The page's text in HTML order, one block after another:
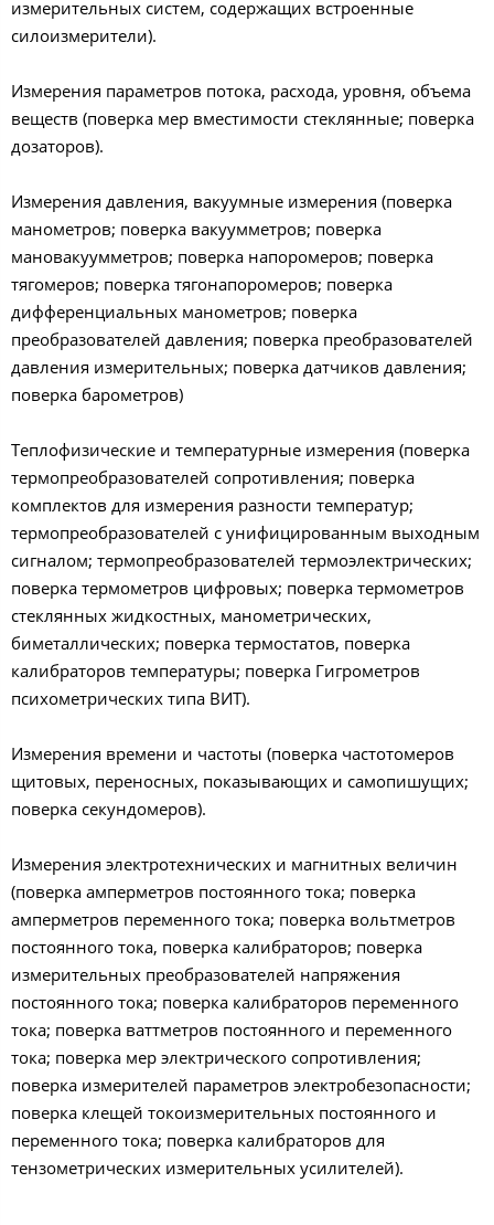
измерительных систем, содержащих встроенные
силоизмерители).
Измерения параметров потока, расхода, уровня, объема
веществ (поверка мер вместимости стеклянные; поверка
дозаторов).
Измерения давления, вакуумные измерения (поверка
манометров; поверка вакуумметров; поверка
мановакуумметров; поверка напоромеров; поверка
тягомеров; поверка тягонапоромеров; поверка
дифференциальных манометров; поверка
преобразователей давления; поверка преобразователей
давления измерительных; поверка датчиков давления;
поверка барометров)
Теплофизические и температурные измерения (поверка
термопреобразователей сопротивления; поверка
комплектов для измерения разности температур;
термопреобразователей с унифицированным выходным
сигналом; термопреобразователей термоэлектрических;
поверка термометров цифровых; поверка термометров
стеклянных жидкостных, манометрических,
биметаллических; поверка термостатов, поверка
калибраторов температуры; поверка Гигрометров
психометрических типа ВИТ).
Измерения времени и частоты (поверка частотомеров
щитовых, переносных, показывающих и самопишущих;
поверка секундомеров).
Измерения электротехнических и магнитных величин
(поверка амперметров постоянного тока; поверка
амперметров переменного тока; поверка вольтметров
постоянного тока, поверка калибраторов; поверка
измерительных преобразователей напряжения
постоянного тока; поверка калибраторов переменного
тока; поверка ваттметров постоянного и переменного
тока; поверка мер электрического сопротивления;
поверка измерителей параметров электробезопасности;
поверка клещей токоизмерительных постоянного и
переменного тока; поверка калибраторов для
тензометрических измерительных усилителей).